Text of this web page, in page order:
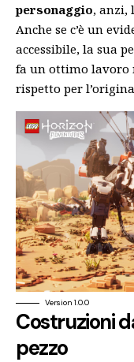
personaggio, anzi,
Anche se c’è un
accessibile, la sua
fa un ottimo lavoro
rispetto per
Version 1.0.0
Costruzioni
pezzo